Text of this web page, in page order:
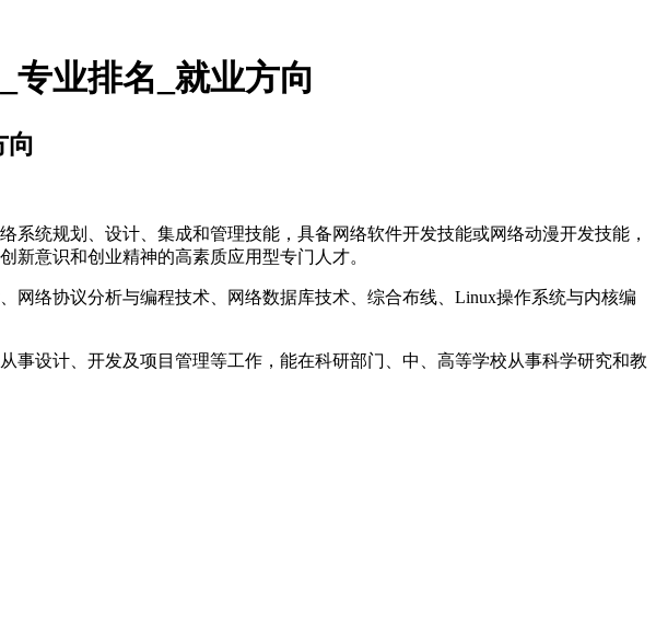
专业排名_就业方向
向
统规划、设计、集成和管理技能，具备网络软件开发技能或网络动漫开发技能，
意识和创业精神的高素质应用型专门人才。
络协议分析与编程技术、网络数据库技术、综合布线、Linux操作系统与内核编
设计、开发及项目管理等工作，能在科研部门、中、高等学校从事科学研究和教